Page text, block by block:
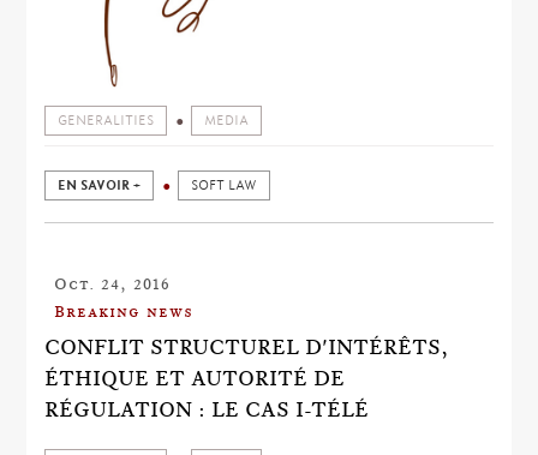
GENERALITIES MEDIA
EN SAVOIR + SOFT LAW
Oct. 24, 2016
Breaking news
CONFLIT STRUCTUREL D'INTÉRÊTS,
ÉTHIQUE ET AUTORITÉ DE
RÉGULATION : LE CAS I-TÉLÉ